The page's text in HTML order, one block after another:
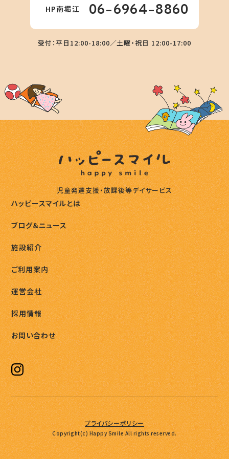
HP南堀江 06-6964-8860
受付：平日12:00-18:00／土曜・祝日 12:00-17:00
児童発達支援・放課後等デイサービス
ハッピースマイルとは
ブログ＆ニュース
施設紹介
ご利用案内
運営会社
採用情報
お問い合わせ
プライバシーポリシー
Copyright(c) Happy Smile All rights reserved.